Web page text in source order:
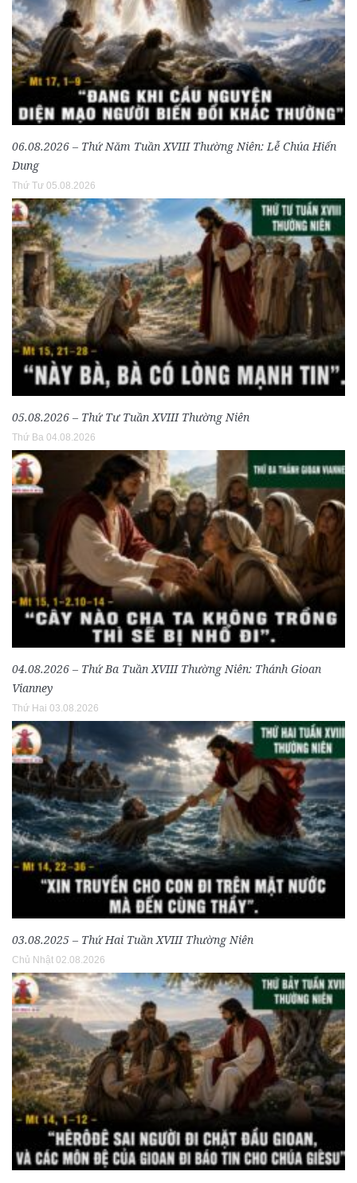
06.08.2026 – Thứ Năm Tuần XVIII Thường Niên: Lễ Chúa Hiển
Dung
Thứ Tư 05.08.2026
05.08.2026 – Thứ Tư Tuần XVIII Thường Niên
Thứ Ba 04.08.2026
04.08.2026 – Thứ Ba Tuần XVIII Thường Niên: Thánh Gioan
Vianney
Thứ Hai 03.08.2026
03.08.2025 – Thứ Hai Tuần XVIII Thường Niên
Chủ Nhật 02.08.2026